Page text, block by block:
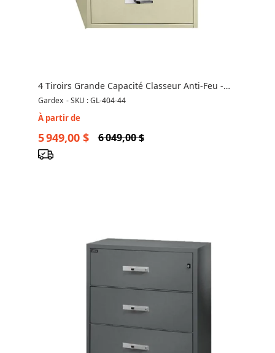
4 Tiroirs Grande Capacité Classeur Anti-Feu -
GL-404-44
Gardex -SKU : GL-404-44
À partir de
5 949,00 $ 6 049,00 $